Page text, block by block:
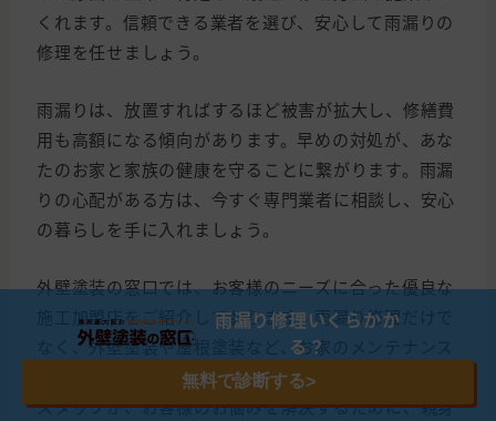
くれます。信頼できる業者を選び、安心して雨漏りの
修理を任せましょう。
雨漏りは、放置すればするほど被害が拡大し、修繕費
用も高額になる傾向があります。早めの対処が、あな
たのお家と家族の健康を守ることに繋がります。雨漏
りの心配がある方は、今すぐ専門業者に相談し、安心
の暮らしを手に入れましょう。
外壁塗装の窓口では、お客様のニーズに合った優良な
施工加盟店をご紹介しております。雨漏り修理だけで
なく、外壁塗装や屋根塗装など、お家のメンテナンス
に関することなら何でもご相談ください。経験豊富な
スタッフが、お客様のお悩みを解決するために、親身
雨漏り修理いくらかか
る？
無料で診断する>